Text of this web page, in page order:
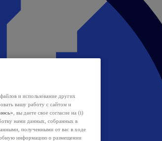
и использование других
вашу работу с сайтом и
, вы даете свое согласие на (i)
нами данных, собранных в
полученными от вас в ходе
информацию о размещении